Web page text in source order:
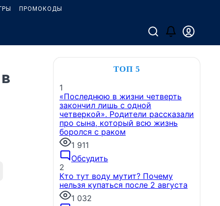
ПРОМОКОДЫ
ТОП 5
1
«Последнюю в жизни четверть
закончил лишь с одной
четверкой». Родители рассказали
про сына, который всю жизнь
боролся с раком
1 911
Обсудить
2
Кто тут воду мутит? Почему
нельзя купаться после 2 августа
1 032